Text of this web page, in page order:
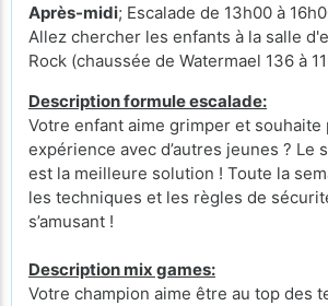
Après-midi; Escalade de 13h00 à
Allez chercher les enfants à la salle
Rock (chaussée de Watermael 136 à
Description formule escalade:
Votre enfant aime grimper et souhaite
expérience avec d’autres jeunes ? Le
est la meilleure solution ! Toute la
les techniques et les règles de
s’amusant !
Description mix games:
Votre champion aime être au top des